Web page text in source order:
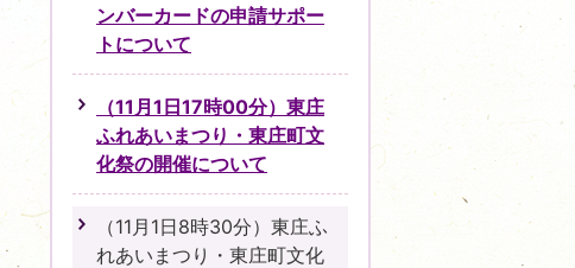
ンバーカードの申請サポー
トについて
（11月1日17時00分）東庄
ふれあいまつり・東庄町文
化祭の開催について
（11月1日8時30分）東庄ふ
れあいまつり・東庄町文化